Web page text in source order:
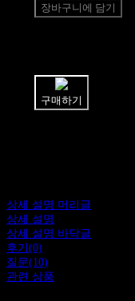
장바구니에 담기
구매하기
상세 설명 머리글
상세 설명
상세 설명 바닥글
후기(0)
질문(10)
관련 상품